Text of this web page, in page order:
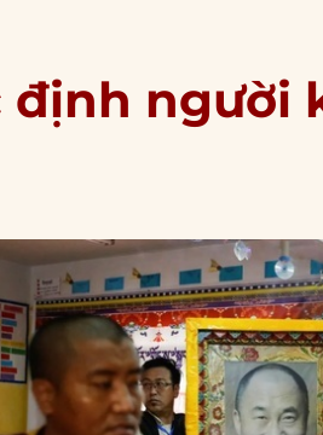
định người